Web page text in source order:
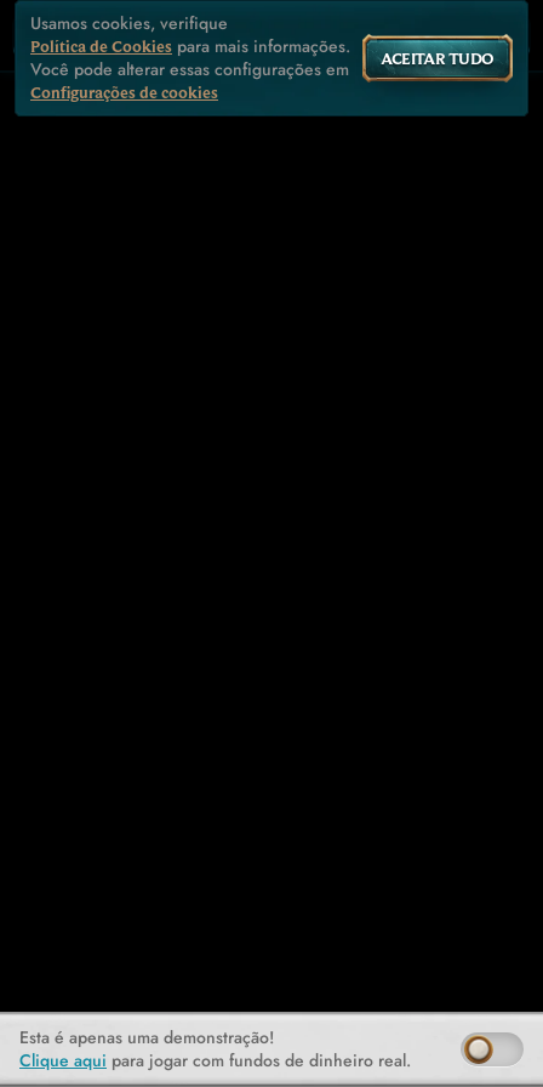
Esta é apenas uma demonstração!
Clique aqui para jogar com fundos de dinheiro real.
Usamos cookies, verifique
Política de Cookies para mais informações.
Você pode alterar essas configurações em
Configurações de cookies
ACEITAR TUDO